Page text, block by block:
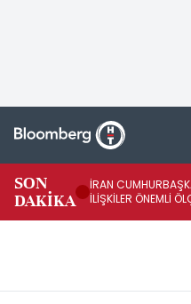
SON
DAKİKA
İRAN
İLİŞKİLER ÖNEMLİ